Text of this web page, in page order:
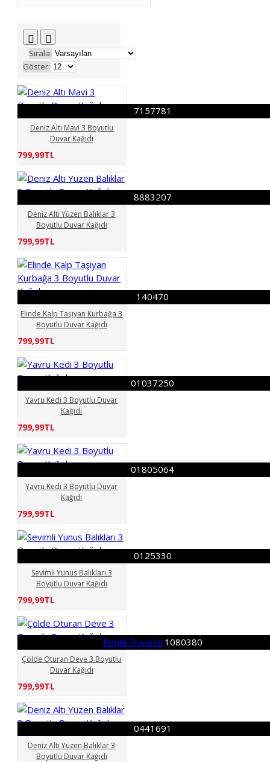
54699962
55192747
71034753
74857214
77034689
085555390
092361934
168341634
186647835
190190613
199998840
260082927
339621109
366597301
389510236
403380505
414519511
415784149
436483786
yol 3 Boyutlu Duvar Kağıdı
Havanlar 3 Boyutlu Duvar
Boyutlu Duvar Kağıdı
Hayvnlar 3 Boyutlu Duvar
Boyutlu Duvar Kağıdı
Papağan Renkli
Sırala:
Göster:
7157781
Deniz Altı Mavi 3 Boyutlu
Duvar Kağıdı
799,99TL
8883207
Deniz Altı Yüzen Balıklar 3
Boyutlu Duvar Kağıdı
799,99TL
140470
Elinde Kalp Taşıyan Kurbağa 3
Boyutlu Duvar Kağıdı
799,99TL
01037250
Yavru Kedi 3 Boyutlu Duvar
Kağıdı
799,99TL
01805064
Yavru Kedi 3 Boyutlu Duvar
Kağıdı
799,99TL
0125330
Sevimli Yunus Balıkları 3
Boyutlu Duvar Kağıdı
799,99TL
Renkli Duvarlar1080380
Çölde Oturan Deve 3 Boyutlu
Duvar Kağıdı
799,99TL
0441691
Deniz Altı Yüzen Balıklar 3
Boyutlu Duvar Kağıdı